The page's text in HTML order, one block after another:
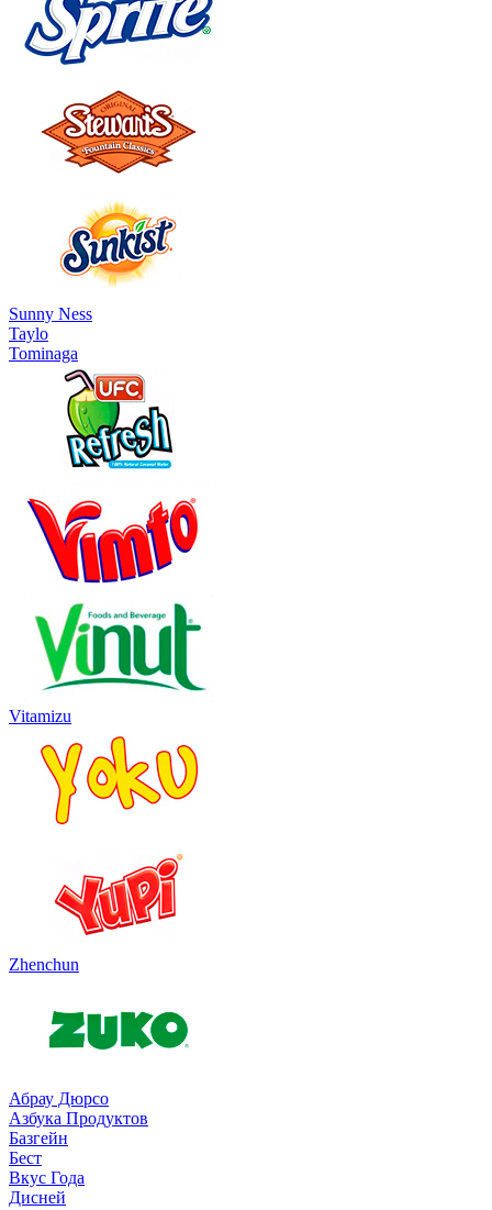
Sunny Ness
Taylo
Tominaga
Vitamizu
Zhenchun
Абрау Дюрсо
Азбука Продуктов
Базгейн
Бест
Вкус Года
Дисней